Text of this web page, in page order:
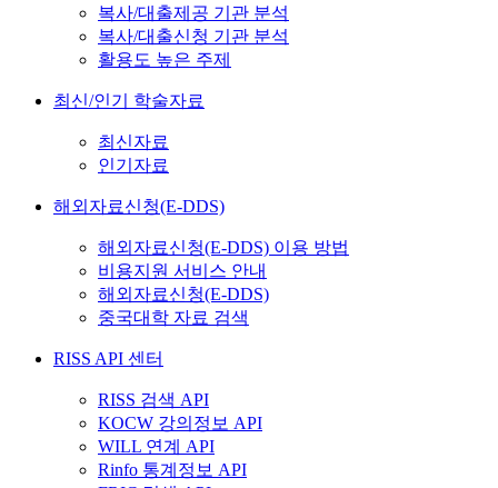
복사/대출제공 기관 분석
복사/대출신청 기관 분석
활용도 높은 주제
최신/인기 학술자료
최신자료
인기자료
해외자료신청(E-DDS)
해외자료신청(E-DDS) 이용 방법
비용지원 서비스 안내
해외자료신청(E-DDS)
중국대학 자료 검색
RISS API 센터
RISS 검색 API
KOCW 강의정보 API
WILL 연계 API
Rinfo 통계정보 API